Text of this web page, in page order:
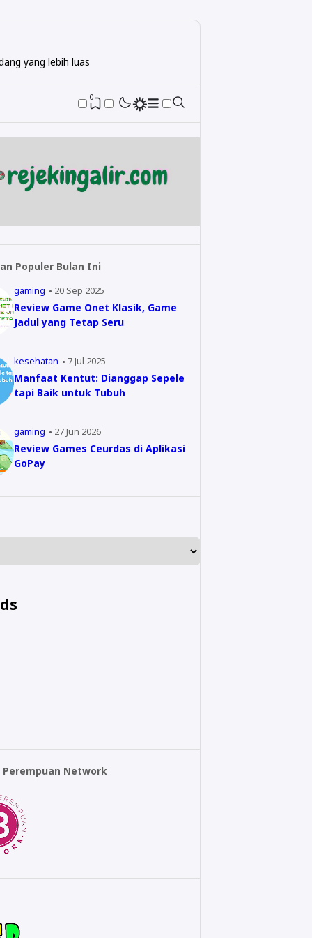
yang lebih luas
0
Populer Bulan Ini
gaming 20 Sep 2025
Review Game Onet Klasik, Game
Jadul yang Tetap Seru
kesehatan 7 Jul 2025
Manfaat Kentut: Dianggap Sepele
tapi Baik untuk Tubuh
gaming 27 Jun 2026
Review Games Ceurdas di Aplikasi
GoPay
Perempuan Network